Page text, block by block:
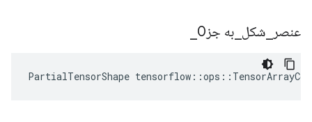
عنصر شکل به جز0
PartialTensorShape